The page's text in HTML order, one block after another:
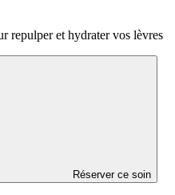
repulper et hydrater vos lèvres
Réserver ce soin